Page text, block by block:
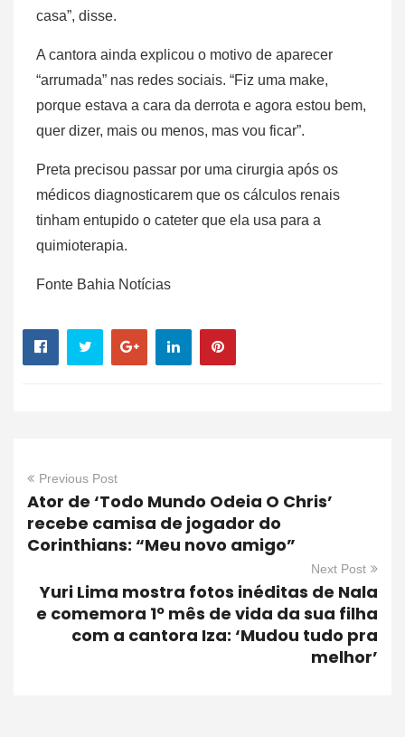
casa”, disse.
A cantora ainda explicou o motivo de aparecer
“arrumada” nas redes sociais. “Fiz uma make,
porque estava a cara da derrota e agora estou bem,
quer dizer, mais ou menos, mas vou ficar”.
Preta precisou passar por uma cirurgia após os
médicos diagnosticarem que os cálculos renais
tinham entupido o cateter que ela usa para a
quimioterapia.
Fonte Bahia Notícias
Previous Post
Ator de ‘Todo Mundo Odeia O Chris’
recebe camisa de jogador do
Corinthians: “Meu novo amigo”
Next Post
Yuri Lima mostra fotos inéditas de Nala
e comemora 1º mês de vida da sua filha
com a cantora Iza: ‘Mudou tudo pra
melhor’